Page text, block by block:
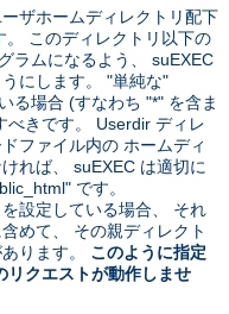
ザホームディレクトリ配下
このディレクトリ以下の
ラムになるよう、 suEXEC
にします。 "単純な"
る場合 (すなわち "*" を含ま
べきです。 Userdir ディレ
ファイル内の ホームディ
れば、 suEXEC は適切に
です。
設定している場合、 それ
めて、 その親ディレクト
ります。 このように指定
クエストが動作しませ